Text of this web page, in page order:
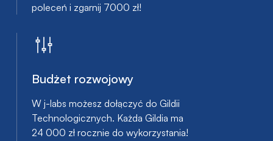
poleceń i zgarnij 7000 zł!
Budżet rozwojowy
W j-labs możesz dołączyć do Gildii
Technologicznych. Każda Gildia ma
24 000 zł rocznie do wykorzystania!